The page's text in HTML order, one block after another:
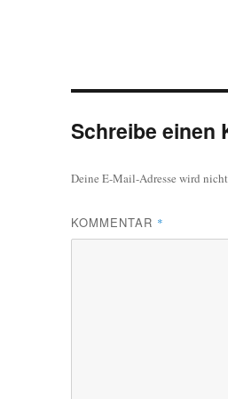
Schreibe einen
Deine E-Mail-Adresse wird
KOMMENTAR *